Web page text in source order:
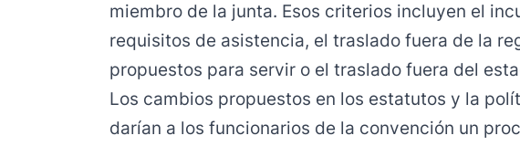
miembro de la junta. Esos criterios incluyen el
requisitos de asistencia, el traslado fuera de la
propuestos para servir o el traslado fuera del
Los cambios propuestos en los estatutos y la
darían a los funcionarios de la convención un